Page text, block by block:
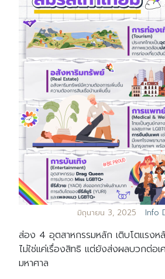
มิถุนายน 3, 2025 Info
ส่อง 4 อุตสาหกรรมหลัก เติบโตแรงหลั
ไม่ใช่แค่เรื่องสิทธิ แต่ยังส่งผลบวกต่อ
มหาศาล